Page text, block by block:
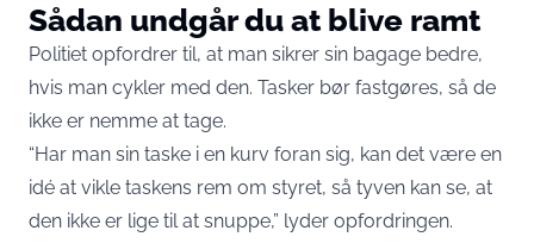
Sådan undgår du at blive ramt
Politiet opfordrer til, at man sikrer sin bagage bedre,
hvis man cykler med den. Tasker bør fastgøres, så de
ikke er nemme at tage.
“Har man sin taske i en kurv foran sig, kan det være en
idé at vikle taskens rem om styret, så tyven kan se, at
den ikke er lige til at snuppe,” lyder opfordringen.